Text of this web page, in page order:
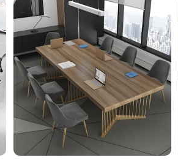
ル
価
格
価
格